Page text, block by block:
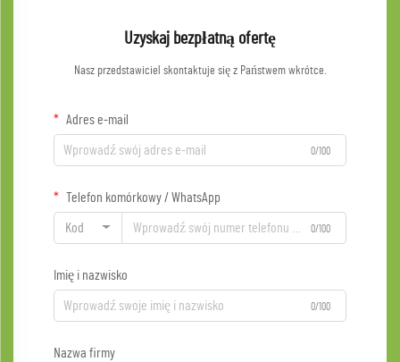
Uzyskaj bezpłatną ofertę
Nasz przedstawiciel skontaktuje się z Państwem wkrótce.
Adres e-mail
0/100
Telefon komórkowy / WhatsApp
Kod 0/100
Imię i nazwisko
0/100
Nazwa firmy